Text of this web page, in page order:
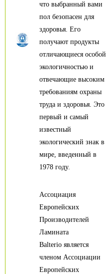
что выбранный вами
пол безопасен для
здоровья. Его
получают продукты
отличающиеся особой
экологичностью и
отвечающие высоким
требованиям охраны
труда и здоровья. Это
первый и самый
известный
экологический знак в
мире, введенный в
1978 году.
Ассоциация
Европейских
Производителей
Ламината
Balterio является
членом Ассоциации
Европейских